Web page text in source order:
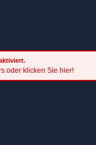
oder klicken Sie hier!